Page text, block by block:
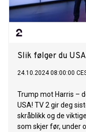
Slik følger du
24.10.2024 08:00:00
Trump mot Harris –
USA! TV 2 gir deg
skråblikk og de
som skjer før, under